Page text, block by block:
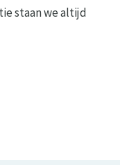
staan we altijd